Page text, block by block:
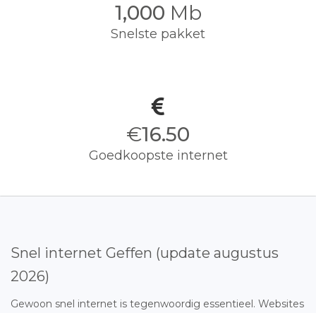
1,000 Mb
Snelste pakket
€16.50
Goedkoopste internet
Snel internet Geffen (update augustus
2026)
Gewoon snel internet is tegenwoordig essentieel. Websites